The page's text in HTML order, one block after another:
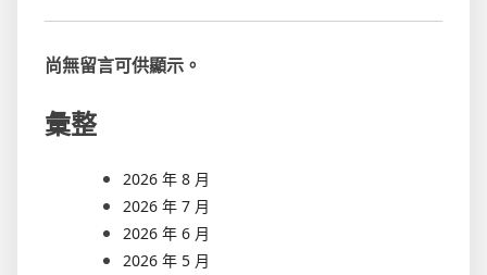
尚無留言可供顯示。
彙整
2026 年 8 月
2026 年 7 月
2026 年 6 月
2026 年 5 月